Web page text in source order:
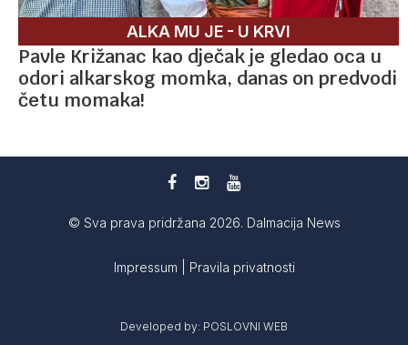
ALKA MU JE - U KRVI
Pavle Križanac kao dječak je gledao oca u
odori alkarskog momka, danas on predvodi
četu momaka!
© Sva prava pridržana 2026. Dalmacija News
Impressum Pravila privatnosti
Developed by: POSLOVNI WEB